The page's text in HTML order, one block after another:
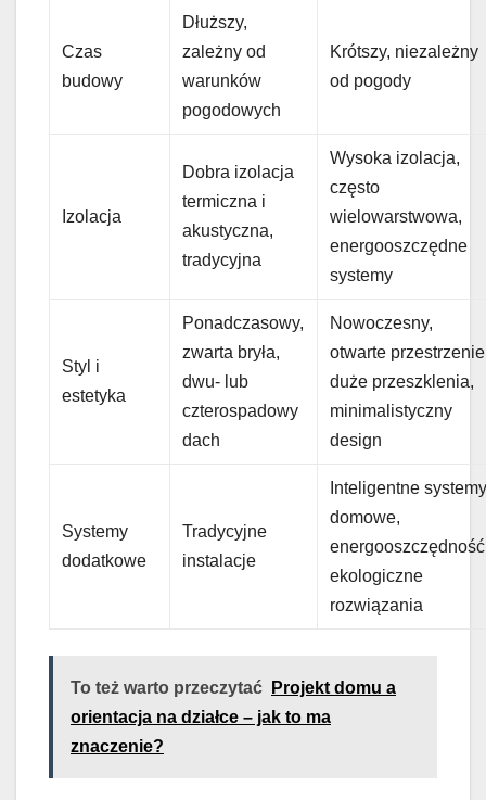
Czas
budowy
Dłuższy,
zależny od
warunków
pogodowych
Krótszy, niezależny
od pogody
Izolacja
Dobra izolacja
termiczna i
akustyczna,
tradycyjna
Wysoka izolacja,
często
wielowarstwowa,
energooszczędne
systemy
Styl i
estetyka
Ponadczasowy,
zwarta bryła,
dwu- lub
czterospadowy
dach
Nowoczesny,
otwarte
duże przeszklenia,
minimalistyczny
design
Systemy
dodatkowe
Tradycyjne
instalacje
Inteligentne
domowe,
ekologiczne
rozwiązania
To też warto przeczytać
Projekt domu a
orientacja na działce – jak to ma
znaczenie?